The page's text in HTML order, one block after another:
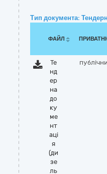
Тип документа:
ФАЙЛ
Те
нд
ер
на
до
ку
ме
нт
аці
я
(ди
зе
ль